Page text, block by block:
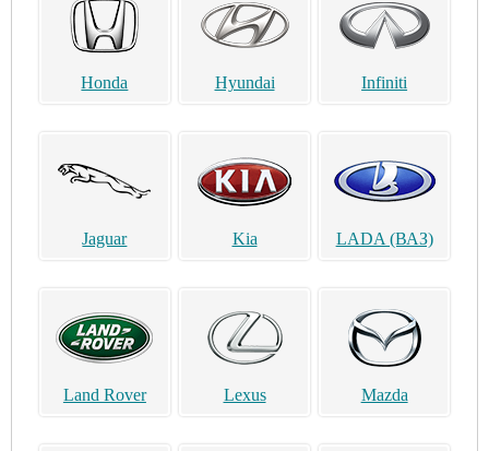
Honda Hyundai Infiniti
Jaguar Kia LADA (ВАЗ)
Land Rover Lexus Mazda